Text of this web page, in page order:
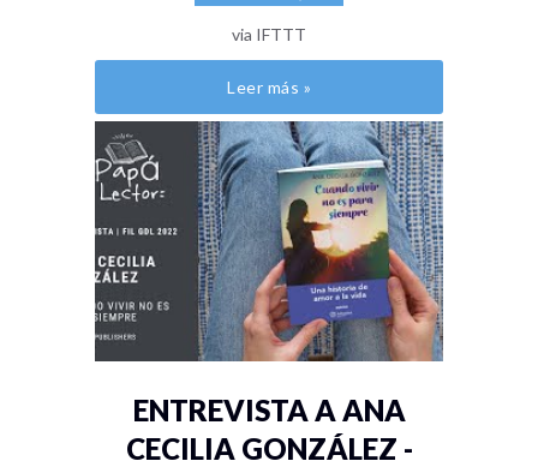
via IFTTT
Leer más »
ENTREVISTA A ANA
CECILIA GONZÁLEZ -